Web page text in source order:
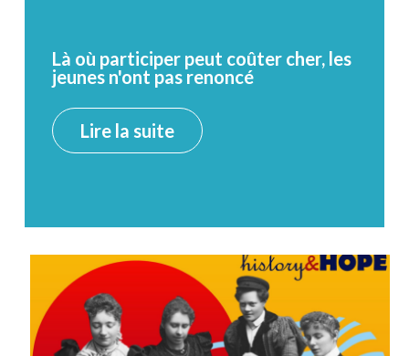
Là où participer peut coûter cher, les
jeunes n'ont pas renoncé
Lire la suite